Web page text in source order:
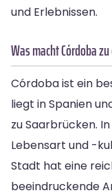
und Erlebnissen.
Was macht Córdoba
Córdoba ist ein
liegt in Spanien
zu Saarbrücken.
Lebensart und -
Stadt hat eine
beeindruckende